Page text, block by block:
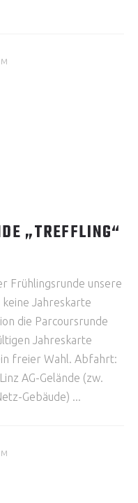
„TREFFLING“
Frühlingsrunde unsere
Jahreskarte
die Parcoursrunde
Jahreskarte
freier Wahl. Abfahrt:
AG-Gelände (zw.
Gebäude)